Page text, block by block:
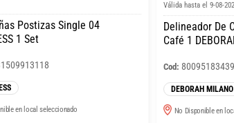
Postizas Single 04
1 Set
en local seleccionado
Válida hasta el 9-08-
Delineador De
Café 1
Cod:
DEBORAH MILANO
No Disponible en